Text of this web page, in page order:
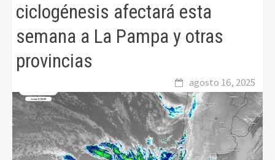
ciclogénesis afectará esta
semana a La Pampa y otras
provincias
agosto 16, 2025